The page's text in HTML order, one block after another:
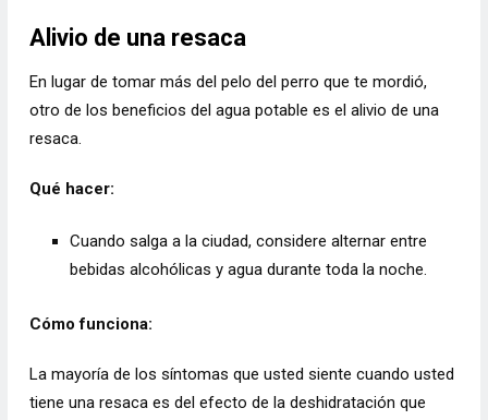
Alivio de una resaca
En lugar de tomar más del pelo del perro que te mordió,
otro de los beneficios del agua potable es el alivio de una
resaca.
Qué hacer:
Cuando salga a la ciudad, considere alternar entre
bebidas alcohólicas y agua durante toda la noche.
Cómo funciona:
La mayoría de los síntomas que usted siente cuando usted
tiene una resaca es del efecto de la deshidratación que